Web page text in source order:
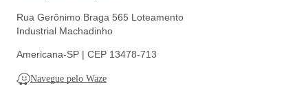
Rua Gerônimo Braga 565 Loteamento
Industrial Machadinho
Americana-SP | CEP 13478-713
Navegue pelo Waze